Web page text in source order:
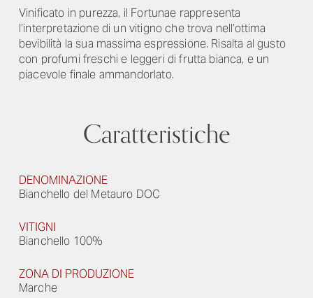
Vinificato in purezza, il Fortunae rappresenta
l’interpretazione di un vitigno che trova nell’ottima
bevibilità la sua massima espressione. Risalta al gusto
con profumi freschi e leggeri di frutta bianca, e un
piacevole finale ammandorlato.
Caratteristiche
DENOMINAZIONE
Bianchello del Metauro DOC
VITIGNI
Bianchello 100%
ZONA DI PRODUZIONE
Marche